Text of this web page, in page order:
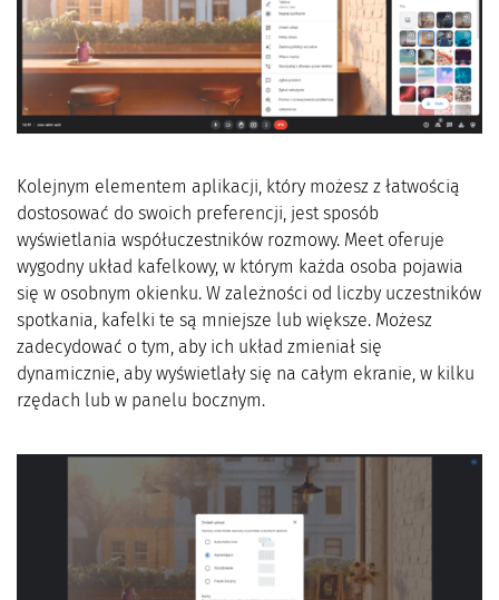
Kolejnym elementem aplikacji, który możesz z łatwością
dostosować do swoich preferencji, jest sposób
wyświetlania współuczestników rozmowy. Meet oferuje
wygodny układ kafelkowy, w którym każda osoba pojawia
się w osobnym okienku. W zależności od liczby uczestników
spotkania, kafelki te są mniejsze lub większe. Możesz
zadecydować o tym, aby ich układ zmieniał się
dynamicznie, aby wyświetlały się na całym ekranie, w kilku
rzędach lub w panelu bocznym.